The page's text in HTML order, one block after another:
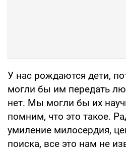
У нас рождаются дети,
могли бы им передать
нет. Мы могли бы их
помним, что это такое.
умиление милосердия,
поиска, все это нам не